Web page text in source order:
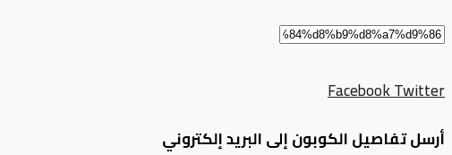
FacebookTwitter
أرسل تفاصيل الكوبون إلى البريد إلكتروني